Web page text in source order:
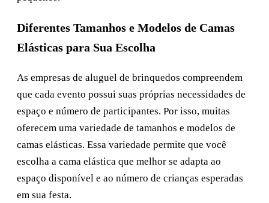
Diferentes Tamanhos e Modelos de Camas
Elásticas para Sua Escolha
As empresas de aluguel de brinquedos compreendem
que cada evento possui suas próprias necessidades de
espaço e número de participantes. Por isso, muitas
oferecem uma variedade de tamanhos e modelos de
camas elásticas. Essa variedade permite que você
escolha a cama elástica que melhor se adapta ao
espaço disponível e ao número de crianças esperadas
em sua festa.